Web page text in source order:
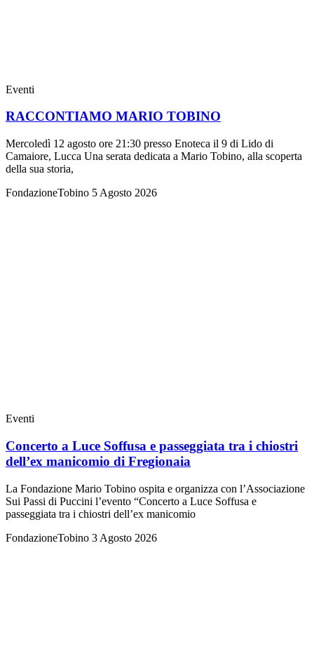
Eventi
RACCONTIAMO MARIO TOBINO
Mercoledì 12 agosto ore 21:30 presso Enoteca il 9 di Lido di
Camaiore, Lucca Una serata dedicata a Mario Tobino, alla scoperta
della sua storia,
FondazioneTobino 5 Agosto 2026
Eventi
Concerto a Luce Soffusa e passeggiata tra i chiostri
dell’ex manicomio di Fregionaia
La Fondazione Mario Tobino ospita e organizza con l’Associazione
Sui Passi di Puccini l’evento “Concerto a Luce Soffusa e
passeggiata tra i chiostri dell’ex manicomio
FondazioneTobino 3 Agosto 2026